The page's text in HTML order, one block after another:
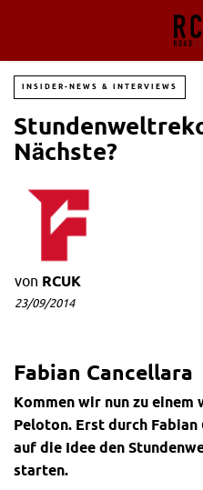
INSIDER-NEWS & INTERVIEWS
Nächste?
von RCUK
23/09/2014
Fabian Cancellara
Kommen wir nun zu einem
Peloton. Erst durch
auf die Idee den
starten.